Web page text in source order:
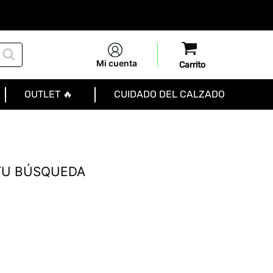
Mi cuenta
OUTLET 🔥 CUIDADO DEL CALZADO
BÚSQUEDA